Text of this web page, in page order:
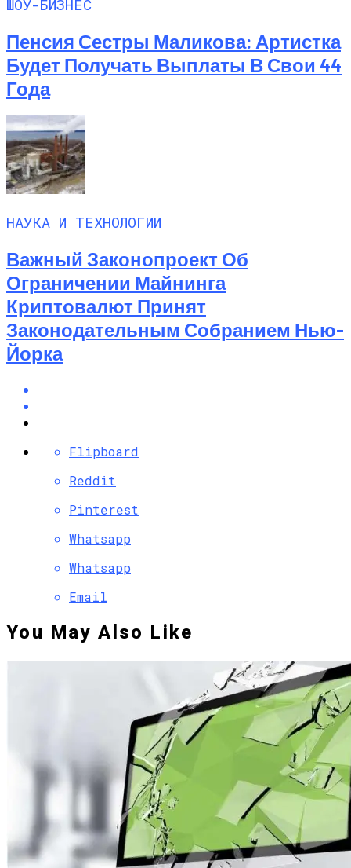
ШОУ-БИЗНЕС
Пенсия Сестры Маликова: Артистка
Будет Получать Выплаты В Свои 44
Года
НАУКА И ТЕХНОЛОГИИ
Важный Законопроект Об
Ограничении Майнинга
Криптовалют Принят
Законодательным Собранием Нью-
Йорка
Flipboard
Reddit
Pinterest
Whatsapp
Whatsapp
Email
You May Also Like